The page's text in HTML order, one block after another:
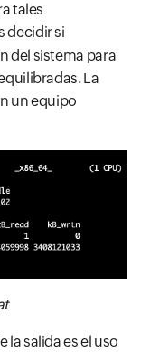
tales
decidir si
del sistema para
La
un equipo
la salida es el uso